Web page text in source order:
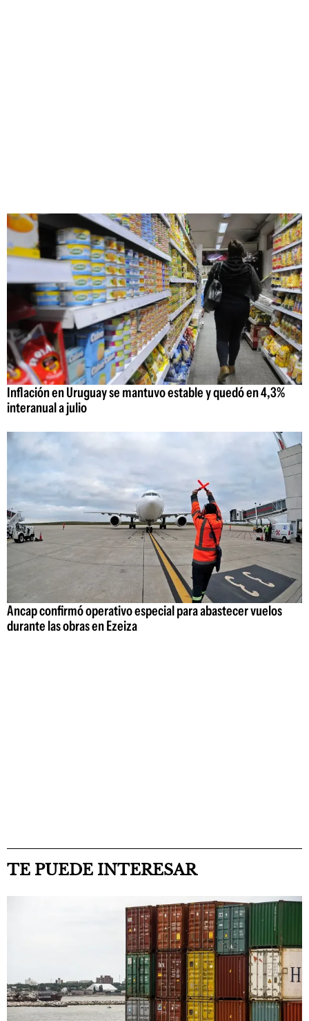
Inflación en Uruguay se mantuvo estable y quedó en 4,3%
interanual a julio
Ancap confirmó operativo especial para abastecer vuelos
durante las obras en Ezeiza
TE PUEDE INTERESAR